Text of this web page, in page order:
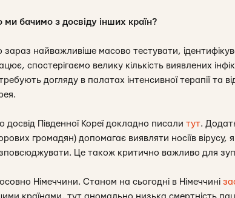
ми бачимо з досвіду інших країн?
зараз найважливіше масово тестувати,
спостерігаємо велику кількість виявлених
догляду в палатах інтенсивної терапії та
досвід Південної Кореї докладно писали тут.
громадян) допомагає виявляти носіїв
Це також критично важливо для
Німеччини. Станом на сьогодні в Німеччині